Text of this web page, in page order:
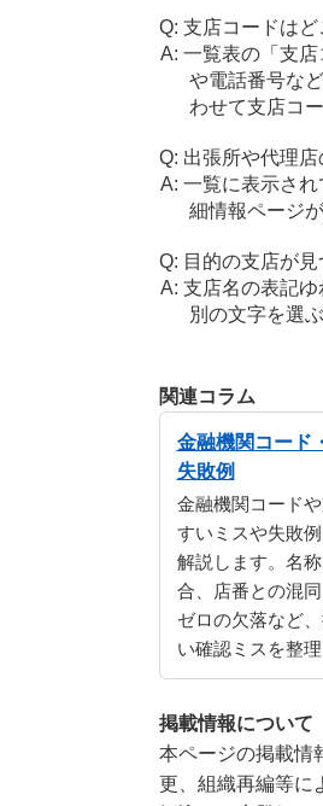
支店コードはど
一覧表の「支
や電話番号な
わせて支店コ
出張所や代理
一覧に表示さ
細情報ページ
目的の支店が
支店名の表記
別の文字を選ぶ
関連コラム
金融機関コード
失敗例
金融機関コード
すいミスや失敗
解説します。名
合、店番との混
ゼロの欠落など
い確認ミスを整理
掲載情報について
本ページの掲載情
更、組織再編等に